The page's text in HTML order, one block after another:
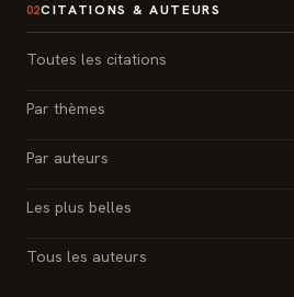
02CITATIONS & AUTEURS
Toutes les citations
Par thèmes
Par auteurs
Les plus belles
Tous les auteurs